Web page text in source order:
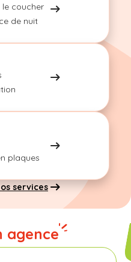
le coucher
de nuit
plaques
services
agence